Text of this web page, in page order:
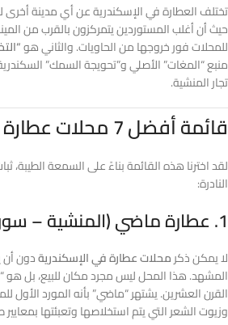
تختلف العطارة في الإسكندرية عن أي مدينة أخرى
حيث أن أغلب المستوردين يتمركزون بالقرب من
للمحلات فور خروجها من الحاويات. والثاني هو
منبع “المغات” الأصلي و”تحويجة السمك”
تجار المنشية.
قائمة أفضل 7 محلات عطارة في الإسكندرية
لقد اخترنا هذه القائمة بناءً على السمعة الطيبة،
النادرة:
1. عطارة ماضي (المنشية – سوق العطارين)
لا يمكن ذكرمحلات عطارة في الإسكندريةدون أن
المشهد. هذا المحل ليس مجرد مكان للبيع، بل هو
القرن العشرين. يشتهر “ماضي” بأنه المورد الأول
وزيوت الشعر التي يتم استخلاصها وتعبئتها بمعايير